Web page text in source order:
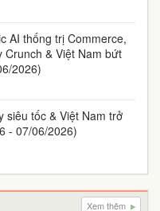
AI thống trị Commerce,
Crunch & Việt Nam bứt
2026)
siêu tốc & Việt Nam trở
- 07/06/2026)
Xem thêm